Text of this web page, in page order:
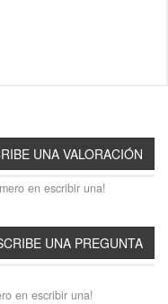
en escribir una!
en escribir una!